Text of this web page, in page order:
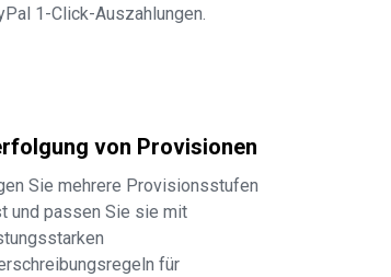
1-Click-Auszahlungen.
von Provisionen
Sie mehrere Provisionsstufen
und passen Sie sie mit
für